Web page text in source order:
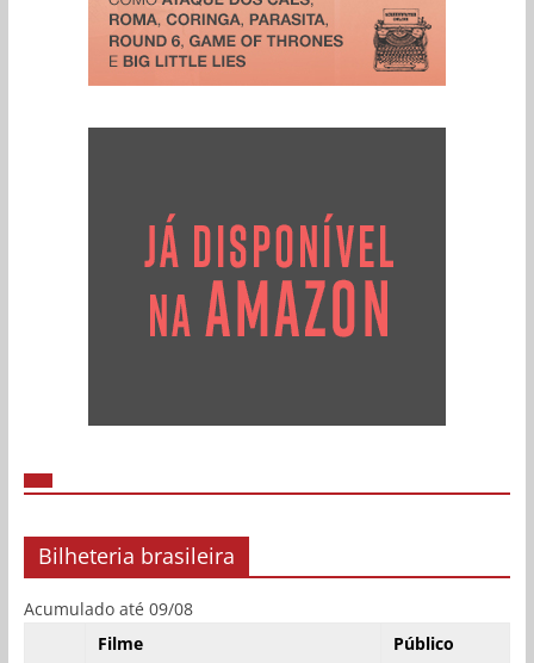
Bilheteria brasileira
Acumulado até 09/08
Filme
Público